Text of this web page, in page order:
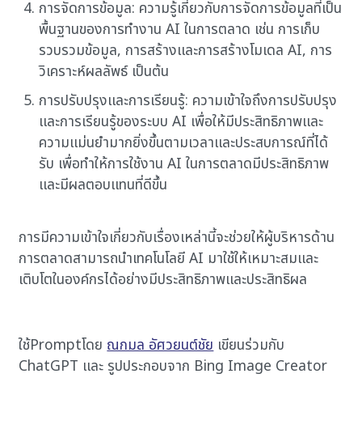
การจัดการข้อมูล: ความรู้เกี่ยวกับการจัดการข้อมูลที่เป็น
พื้นฐานของการทำงาน AI ในการตลาด เช่น การเก็บ
รวบรวมข้อมูล, การสร้างและการสร้างโมเดล AI, การ
วิเคราะห์ผลลัพธ์ เป็นต้น
การปรับปรุงและการเรียนรู้: ความเข้าใจถึงการปรับปรุง
และการเรียนรู้ของระบบ AI เพื่อให้มีประสิทธิภาพและ
ความแม่นยำมากยิ่งขึ้นตามเวลาและประสบการณ์ที่ได้
รับ เพื่อทำให้การใช้งาน AI ในการตลาดมีประสิทธิภาพ
และมีผลตอบแทนที่ดีขึ้น
การมีความเข้าใจเกี่ยวกับเรื่องเหล่านี้จะช่วยให้ผู้บริหารด้าน
การตลาดสามารถนำเทคโนโลยี AI มาใช้ให้เหมาะสมและ
เติบโตในองค์กรได้อย่างมีประสิทธิภาพและประสิทธิผล
ใช้Promptโดยณกมล อัศวยนต์ชัยเขียนร่วมกับ
ChatGPT และ รูปประกอบจาก Bing Image Creator